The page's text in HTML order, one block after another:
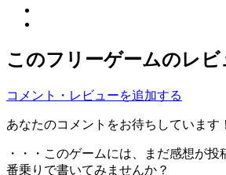
このフリーゲームのレビ
コメント・レビューを追加する
あなたのコメントをお待ちしています！
・・・このゲームには、まだ感想が
番乗りで書いてみませんか？